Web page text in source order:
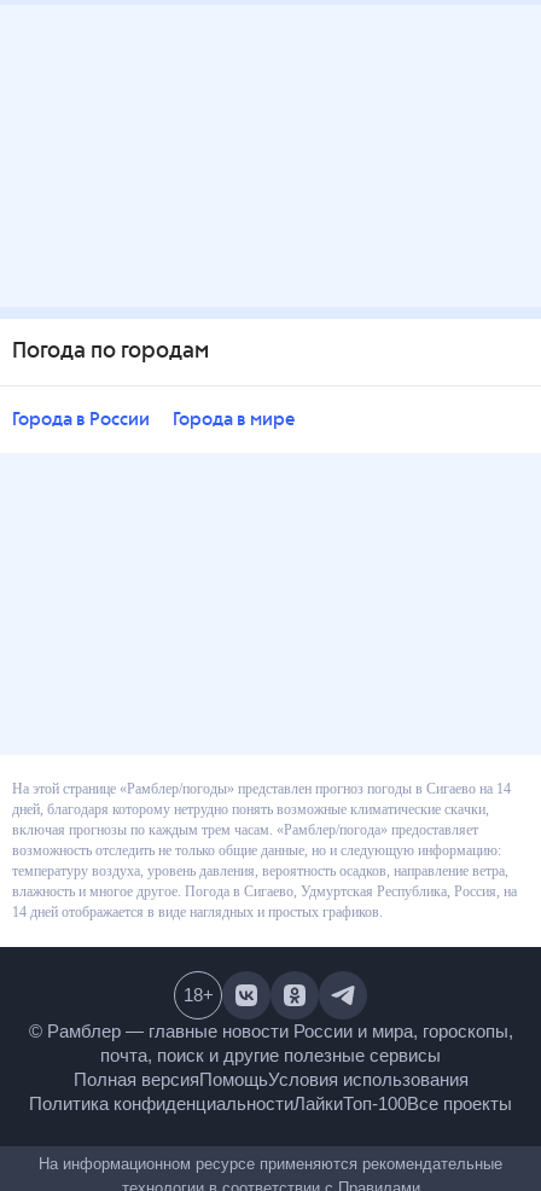
Погода по городам
Города в России Города в мире
На этой странице «Рамблер/погоды» представлен прогноз погоды в
Сигаево на 14 дней, благодаря которому нетрудно понять возможные
климатические скачки, включая прогнозы по каждым трем часам.
«Рамблер/погода» предоставляет возможность отследить не только
общие данные, но и следующую информацию: температуру воздуха,
уровень давления, вероятность осадков, направление ветра, влажность и
многое другое. Погода в Сигаево, Удмуртская Республика, Россия, на 14
© Рамблер — главные новости России и мира,
гороскопы, почта, поиск и другие полезные сервисы
Полная версияПомощьУсловия использования
Все проекты
18+